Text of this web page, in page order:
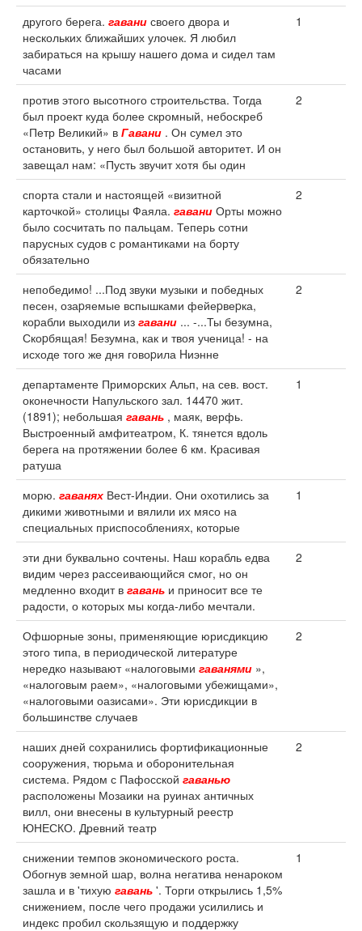
другого берега. гавани своего двора и
нескольких ближайших улочек. Я любил
забираться на крышу нашего дома и сидел там
часами
1
против этого высотного строительства. Тогда
был проект куда более скромный, небоскреб
«Петр Великий» в Гавани . Он сумел это
остановить, у него был большой авторитет. И он
завещал нам: «Пусть звучит хотя бы один
2
спорта стали и настоящей «визитной
карточкой» столицы Фаяла. гавани Орты можно
было сосчитать по пальцам. Теперь сотни
парусных судов с романтиками на борту
обязательно
2
непобедимо! ...Под звуки музыки и победных
песен, озаpяемые вспышками фейеpвеpка,
коpабли выходили из гавани ... -...Ты безумна,
Скоpбящая! Безумна, как и твоя ученица! - на
исходе того же дня говоpила Hиэнне
2
департаменте Приморских Альп, на сев. вост.
оконечности Напульского зал. 14470 жит.
(1891); небольшая гавань , маяк, верфь.
Выстроенный амфитеатром, К. тянется вдоль
берега на протяжении более 6 км. Красивая
ратуша
1
морю. гаванях Вест-Индии. Они охотились за
дикими животными и вялили их мясо на
специальных приспособлениях, которые
1
эти дни буквально сочтены. Наш корабль едва
видим через рассеивающийся смог, но он
медленно входит в гавань и приносит все те
радости, о которых мы когда-либо мечтали.
2
Офшорные зоны, применяющие юрисдикцию
этого типа, в периодической литературе
нередко называют «налоговыми гаванями »,
«налоговым раем», «налоговыми убежищами»,
«налоговыми оазисами». Эти юрисдикции в
большинстве случаев
2
наших дней сохранились фортификационные
сооружения, тюрьма и оборонительная
система. Рядом с Пафосской гаванью
расположены Мозаики на руинах античных
вилл, они внесены в культурный реестр
ЮНЕСКО. Древний театр
2
снижении темпов экономического роста.
Обогнув земной шар, волна негатива ненароком
зашла и в 'тихую гавань '. Торги открылись 1,5%
снижением, после чего продажи усилились и
индекс пробил скользящую и поддержку
1